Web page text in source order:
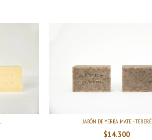
JABÓN DE YERBA MATE - TERERÉ
$14.300